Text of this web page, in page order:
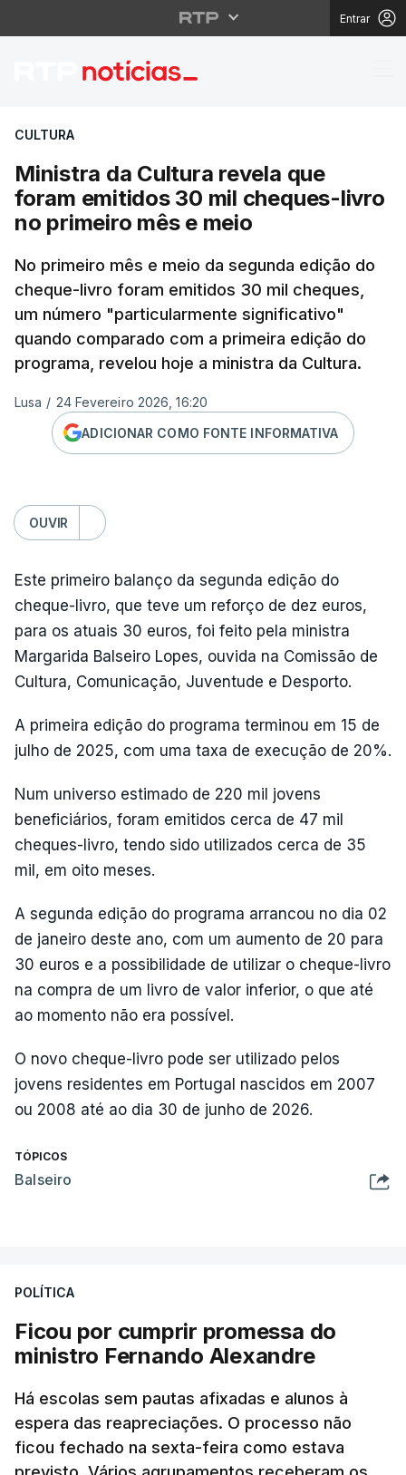
Entrar
Ministra da Cultura
CULTURA
Ministra da Cultura revela que
foram emitidos 30 mil cheques-livro
no primeiro mês e meio
No primeiro mês e meio da segunda edição do
cheque-livro foram emitidos 30 mil cheques,
um número "particularmente significativo"
quando comparado com a primeira edição do
programa, revelou hoje a ministra da Cultura.
Lusa / 24 Fevereiro 2026, 16:20
ADICIONAR COMO FONTE INFORMATIVA
OUVIR
Este primeiro balanço da segunda edição do
cheque-livro, que teve um reforço de dez euros,
para os atuais 30 euros, foi feito pela ministra
Margarida Balseiro Lopes, ouvida na Comissão de
Cultura, Comunicação, Juventude e Desporto.
A primeira edição do programa terminou em 15 de
julho de 2025, com uma taxa de execução de 20%.
Num universo estimado de 220 mil jovens
beneficiários, foram emitidos cerca de 47 mil
cheques-livro, tendo sido utilizados cerca de 35
mil, em oito meses.
A segunda edição do programa arrancou no dia 02
de janeiro deste ano, com um aumento de 20 para
30 euros e a possibilidade de utilizar o cheque-livro
na compra de um livro de valor inferior, o que até
ao momento não era possível.
O novo cheque-livro pode ser utilizado pelos
jovens residentes em Portugal nascidos em 2007
ou 2008 até ao dia 30 de junho de 2026.
TÓPICOS
Balseiro
POLÍTICA
Ficou por cumprir promessa do
ministro Fernando Alexandre
Há escolas sem pautas afixadas e alunos à
espera das reapreciações. O processo não
ficou fechado na sexta-feira como estava